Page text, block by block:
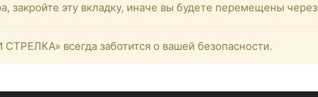
закройте эту вкладку, иначе вы будете перемещены через
всегда заботится о вашей безопасности.